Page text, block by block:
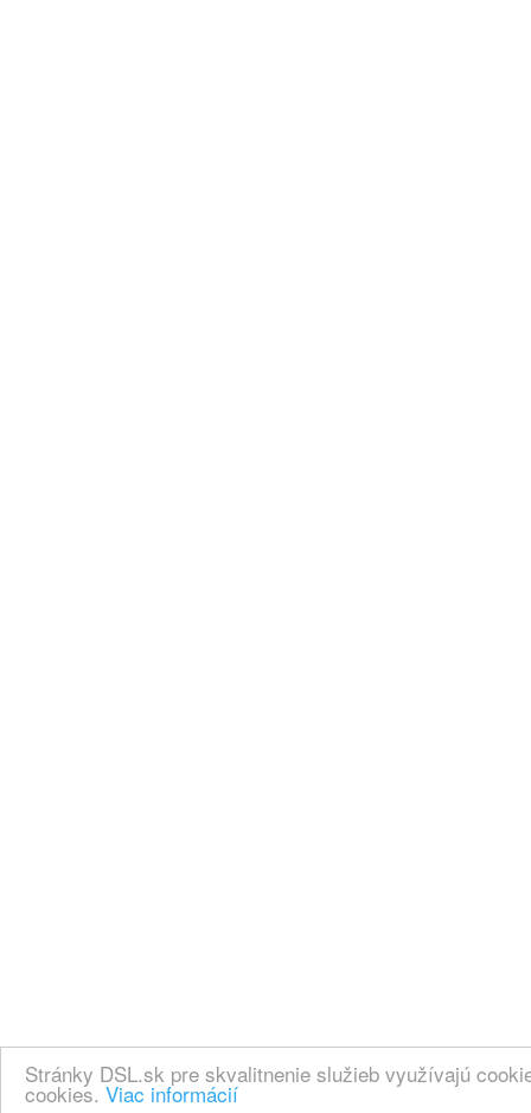
Stránky DSL.sk pre skvalitnenie služieb využívajú
cookies. Viac informácií